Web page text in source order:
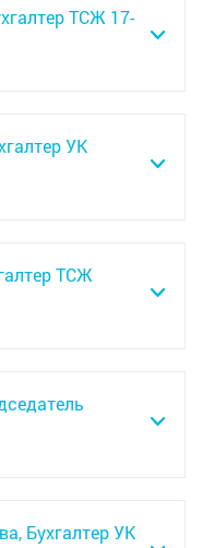
ТСЖ 17-
УК
ТСЖ
Бухгалтер УК